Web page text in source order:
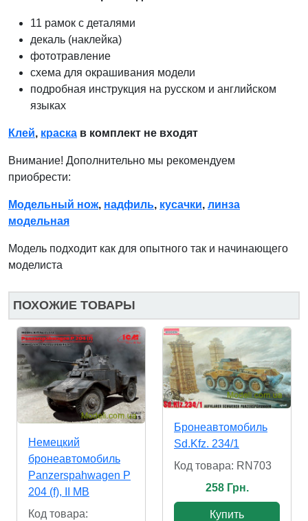
11 рамок с деталями
декаль (наклейка)
фототравление
схема для окрашивания модели
подробная инструкция на русском и английском
языках
Клей, краска в комплект не входят
Внимание! Дополнительно мы рекомендуем
приобрести:
Модельный нож, надфиль, кусачки, линза
модельная
Модель подходит как для опытного так и начинающего
моделиста
ПОХОЖИЕ ТОВАРЫ
Немецкий
бронеавтомобиль
Panzerspahwagen P
204 (f), II МВ
Код товара:
Бронеавтомобиль
Sd.Kfz. 234/1
Код товара: RN703
258 Грн.
Купить